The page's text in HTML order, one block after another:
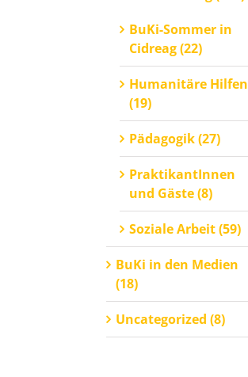
BuKi-Sommer in
Cidreag (22)
Humanitäre Hilfen
(19)
Pädagogik (27)
PraktikantInnen
und Gäste (8)
Soziale Arbeit (59)
BuKi in den Medien
(18)
Uncategorized (8)